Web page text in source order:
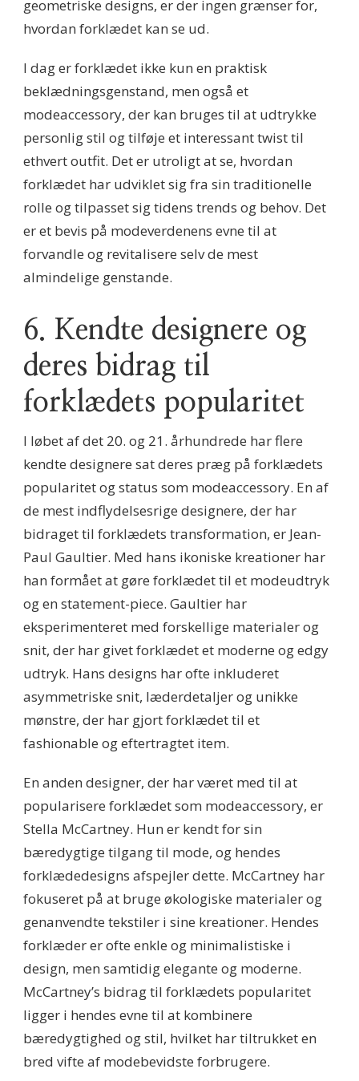
geometriske designs, er der ingen grænser for,
hvordan forklædet kan se ud.
I dag er forklædet ikke kun en praktisk
beklædningsgenstand, men også et
modeaccessory, der kan bruges til at udtrykke
personlig stil og tilføje et interessant twist til
ethvert outfit. Det er utroligt at se, hvordan
forklædet har udviklet sig fra sin traditionelle
rolle og tilpasset sig tidens trends og behov. Det
er et bevis på modeverdenens evne til at
forvandle og revitalisere selv de mest
almindelige genstande.
6. Kendte designere og
deres bidrag til
forklædets popularitet
I løbet af det 20. og 21. århundrede har flere
kendte designere sat deres præg på forklædets
popularitet og status som modeaccessory. En af
de mest indflydelsesrige designere, der har
bidraget til forklædets transformation, er Jean-
Paul Gaultier. Med hans ikoniske kreationer har
han formået at gøre forklædet til et modeudtryk
og en statement-piece. Gaultier har
eksperimenteret med forskellige materialer og
snit, der har givet forklædet et moderne og edgy
udtryk. Hans designs har ofte inkluderet
asymmetriske snit, læderdetaljer og unikke
mønstre, der har gjort forklædet til et
fashionable og eftertragtet item.
En anden designer, der har været med til at
popularisere forklædet som modeaccessory, er
Stella McCartney. Hun er kendt for sin
bæredygtige tilgang til mode, og hendes
forklædedesigns afspejler dette. McCartney har
fokuseret på at bruge økologiske materialer og
genanvendte tekstiler i sine kreationer. Hendes
forklæder er ofte enkle og minimalistiske i
design, men samtidig elegante og moderne.
McCartney’s bidrag til forklædets popularitet
ligger i hendes evne til at kombinere
bæredygtighed og stil, hvilket har tiltrukket en
bred vifte af modebevidste forbrugere.